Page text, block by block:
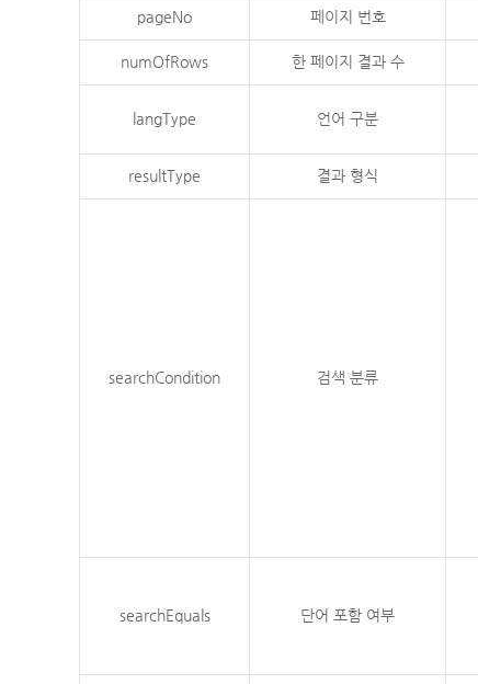
pageNo 페이지 번호
numOfRows 한 페이지 결과 수
langType 언어 구분
resultType 결과 형식
searchCondition 검색 분류
searchEquals 단어 포함 여부